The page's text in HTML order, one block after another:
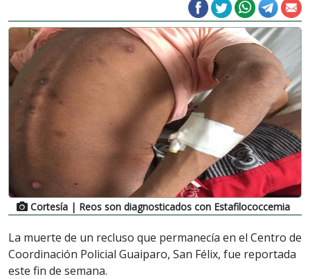
Cortesía | Reos son diagnosticados con Estafilococcemia
La muerte de un recluso que permanecía en el Centro de
Coordinación Policial Guaiparo, San Félix, fue reportada
este fin de semana.